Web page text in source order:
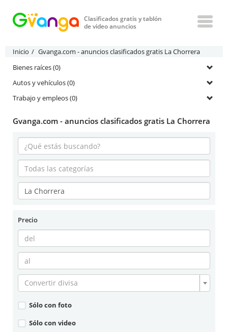
Clasificados gratis y tablón
de video anuncios
Inicio
Gvanga.com - anuncios clasificados gratis La Chorrera
Bienes raíces (0)
Autos y vehículos (0)
Trabajo y empleos (0)
Gvanga.com - anuncios clasificados gratis La Chorrera
Precio
Convertir divisa
Sólo con foto
Sólo con video